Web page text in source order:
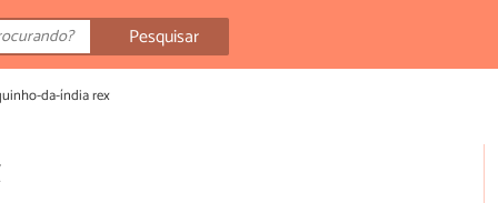
Pesquisar
da-índia rex